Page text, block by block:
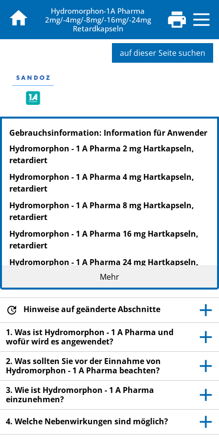
Hydromorphon-1A Pharma
2mg/-4mg/-8mg/-16mg/-24mg
Retardkapseln
auf dieser Seite suchen
PZN: 14170852
PPN: 111417085250
NTIN: 04150141708528
PZN: 14170869
NTIN: 04150141708696
PZN: 14170875
PPN: 111417087506
NTIN: 04150141708757
Gebrauchsinformation: Information für Anwender
Hydromorphon - 1 A Pharma 2 mg Hartkapseln,
retardiert
Hydromorphon - 1 A Pharma 4 mg Hartkapseln,
retardiert
Hydromorphon - 1 A Pharma 8 mg Hartkapseln,
retardiert
Hydromorphon - 1 A Pharma 16 mg Hartkapseln,
retardiert
Hydromorphon - 1 A Pharma 24 mg Hartkapseln,
Hydromorphonhydrochlorid
Lesen Sie die gesamte Packungsbeilage sorgfältig
Arzneimittels beginnen, denn sie enthält wichtige
Informationen.
Heben Sie die Packungsbeilage auf. Vielleicht
möchten Sie diese später nochmals lesen.
Wenn Sie weitere Fragen haben, wenden Sie sich
an Ihren Arzt oder Apotheker.
Dieses Arzneimittel wurde Ihnen persönlich
verschrieben. Geben Sie es nicht an Dritte weiter.
Es kann anderen Menschen schaden, auch wenn
Mehr
Hinweise auf geänderte Abschnitte
1. Was ist Hydromorphon - 1 A Pharma und
wofür wird es angewendet?
2. Was sollten Sie vor der Einnahme von
Hydromorphon - 1 A Pharma beachten?
3. Wie ist Hydromorphon - 1 A Pharma
einzunehmen?
4. Welche Nebenwirkungen sind möglich?